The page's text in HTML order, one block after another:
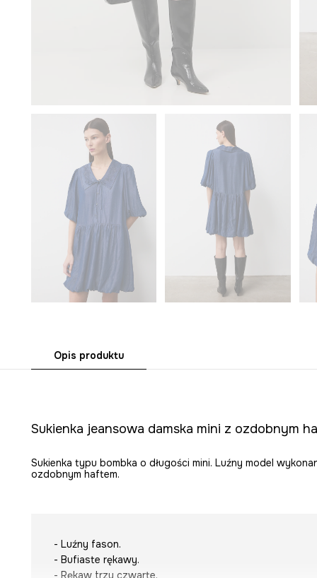
Opis produktu
Sukienka jeansowa damska mini z ozdobnym
Sukienka typu bombka o długości mini. Luźny model
ozdobnym haftem.
- Luźny fason.
- Bufiaste rękawy.
- Rękaw trzy czwarte.